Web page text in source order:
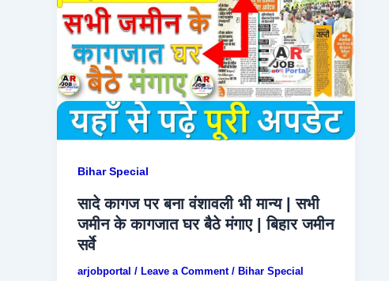
Bihar Special
सादे कागज पर बना वंशावली भी मान्य | सभी
जमीन के कागजात घर बैठे मंगाए | बिहार जमीन
सर्वे
arjobportal / Leave a Comment / Bihar Special